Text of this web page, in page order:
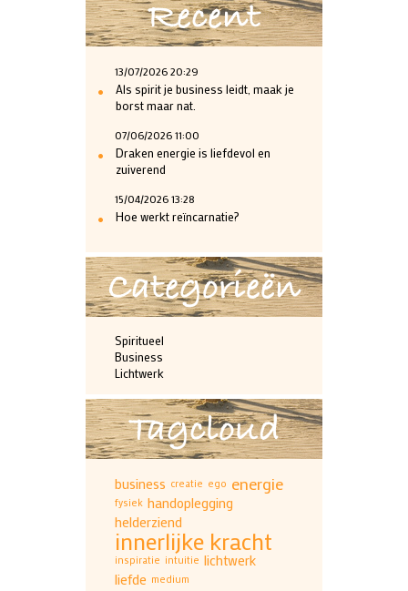
Recent
13/07/2026 20:29
•
Als spirit je business leidt, maak je
borst maar nat.
07/06/2026 11:00
•
Draken energie is liefdevol en
zuiverend
15/04/2026 13:28
• Hoe werkt reïncarnatie?
Categorieën
Spiritueel
Business
Lichtwerk
Tagcloud
business creatie ego energie
fysiek handoplegging
helderziend
innerlijke kracht
inspiratie intuitie lichtwerk
liefde medium